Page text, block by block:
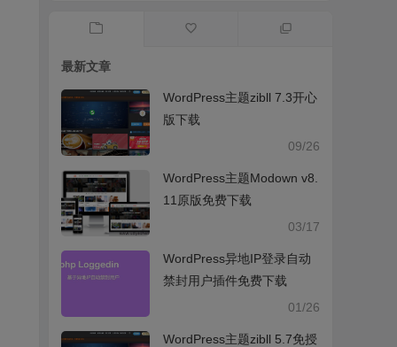
最新文章
WordPress主题zibll 7.3开心
版下载
09/26
WordPress主题Modown v8.
11原版免费下载
03/17
WordPress异地IP登录自动
禁封用户插件免费下载
01/26
WordPress主题zibll 5.7免授